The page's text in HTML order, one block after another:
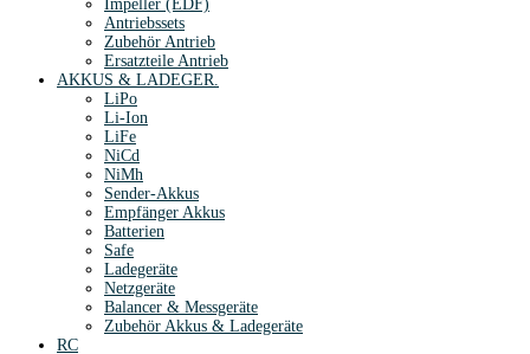
Impeller (EDF)
Antriebssets
Zubehör Antrieb
Ersatzteile Antrieb
AKKUS & LADEGER.
LiPo
Li-Ion
LiFe
NiCd
NiMh
Sender-Akkus
Empfänger Akkus
Batterien
Safe
Ladegeräte
Netzgeräte
Balancer & Messgeräte
Zubehör Akkus & Ladegeräte
RC